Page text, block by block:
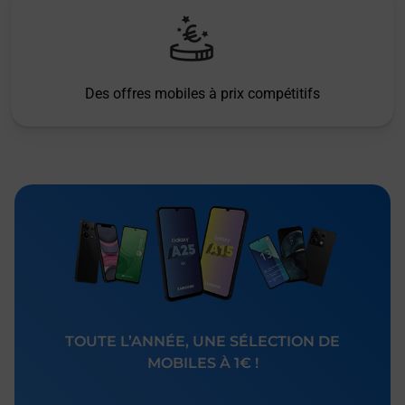
Des offres mobiles à prix compétitifs
TOUTE L’ANNÉE, UNE SÉLECTION DE
MOBILES À 1€ !